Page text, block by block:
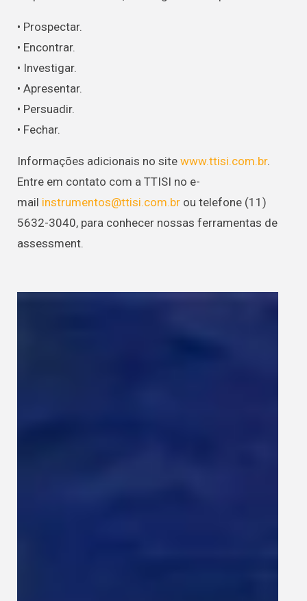
• Prospectar.
• Encontrar.
• Investigar.
• Apresentar.
• Persuadir.
• Fechar.
Informações adicionais no site www.ttisi.com.br.
Entre em contato com a TTISI no e-
mail instrumentos@ttisi.com.br ou telefone (11)
5632-3040, para conhecer nossas ferramentas de
assessment.